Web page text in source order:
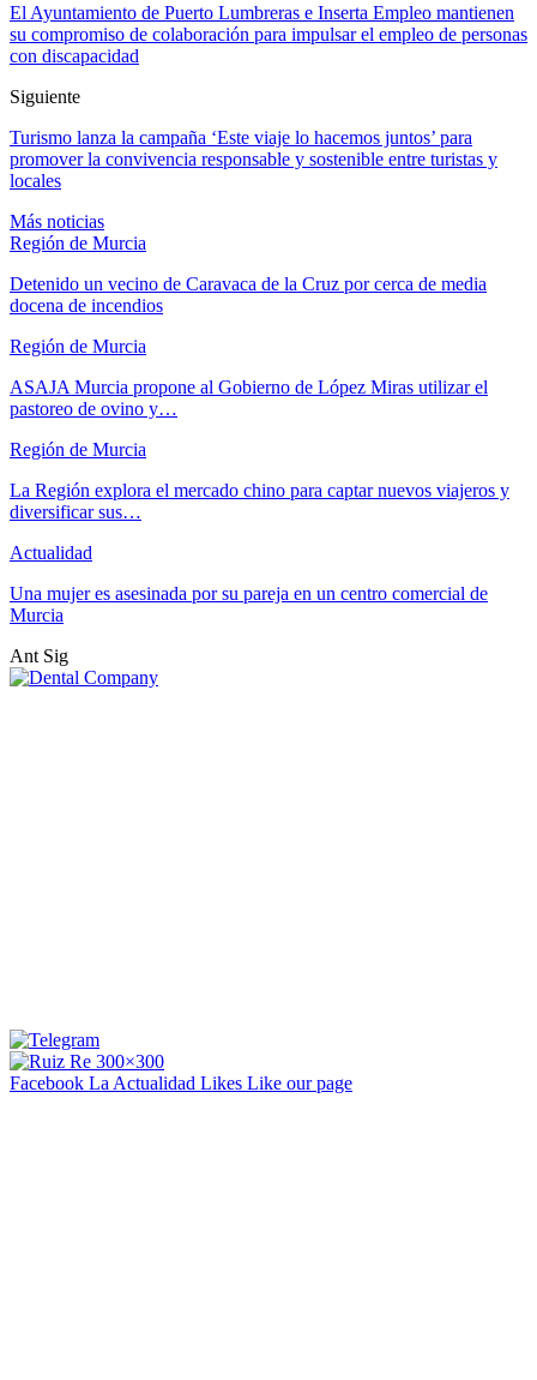
El Ayuntamiento de Puerto Lumbreras e Inserta Empleo mantienen
su compromiso de colaboración para impulsar el empleo de personas
con discapacidad
Siguiente
Turismo lanza la campaña ‘Este viaje lo hacemos juntos’ para
promover la convivencia responsable y sostenible entre turistas y
locales
Más noticias
Región de Murcia
Detenido un vecino de Caravaca de la Cruz por cerca de media
docena de incendios
Región de Murcia
ASAJA Murcia propone al Gobierno de López Miras utilizar el
pastoreo de ovino y…
Región de Murcia
La Región explora el mercado chino para captar nuevos viajeros y
diversificar sus…
Actualidad
Una mujer es asesinada por su pareja en un centro comercial de
Murcia
Ant Sig
Facebook La Actualidad Likes Like our page